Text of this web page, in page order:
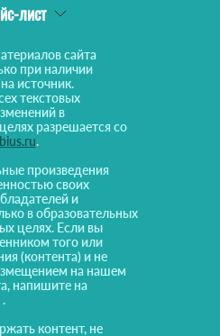
лист
сайта
при наличии
источник.
текстовых
в
разрешается со
.
произведения
своих
и
в образовательных
целях. Если вы
того или
(контента) и не
на нашем
напишите на
.
контент, не